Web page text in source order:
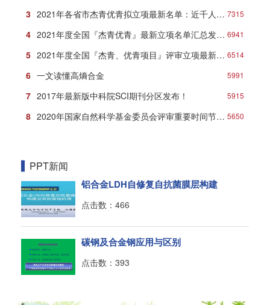
7315
3 2021年各省市杰青优青拟立项最新名单：近千人入选！
6941
4 2021年度全国『杰青优青』最新立项名单汇总发布！
6514
5 2021年度全国『杰青、优青项目』评审立项最新名单
5991
6 一文读懂高熵合金
5915
7 2017年最新版中科院SCI期刊分区发布！
5650
8 2020年国家自然科学基金委员会评审重要时间节点安排
PPT新闻
铝合金LDH自修复自抗菌膜层构建
点击数：466
碳钢及合金钢应用与区别
点击数：393